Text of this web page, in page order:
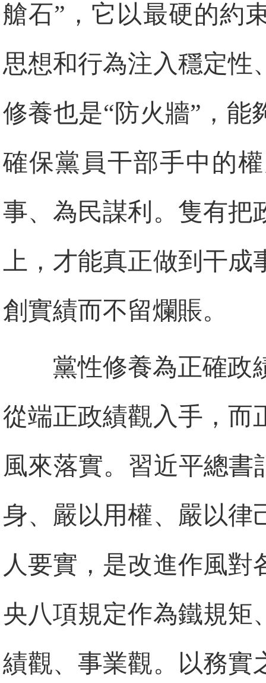
艙石”，它以最硬的約
思想和行為注入穩定性
修養也是“防火牆”，能
確保黨員干部手中的
事、為民謀利。隻有把
上，才能真正做到干
創實績而不留爛賬。
黨性修養為正確政
從端正政績觀入手，而
風來落實。習近平總書
身、嚴以用權、嚴以律
人要實，是改進作風
央八項規定作為鐵規矩
績觀、事業觀。以務實